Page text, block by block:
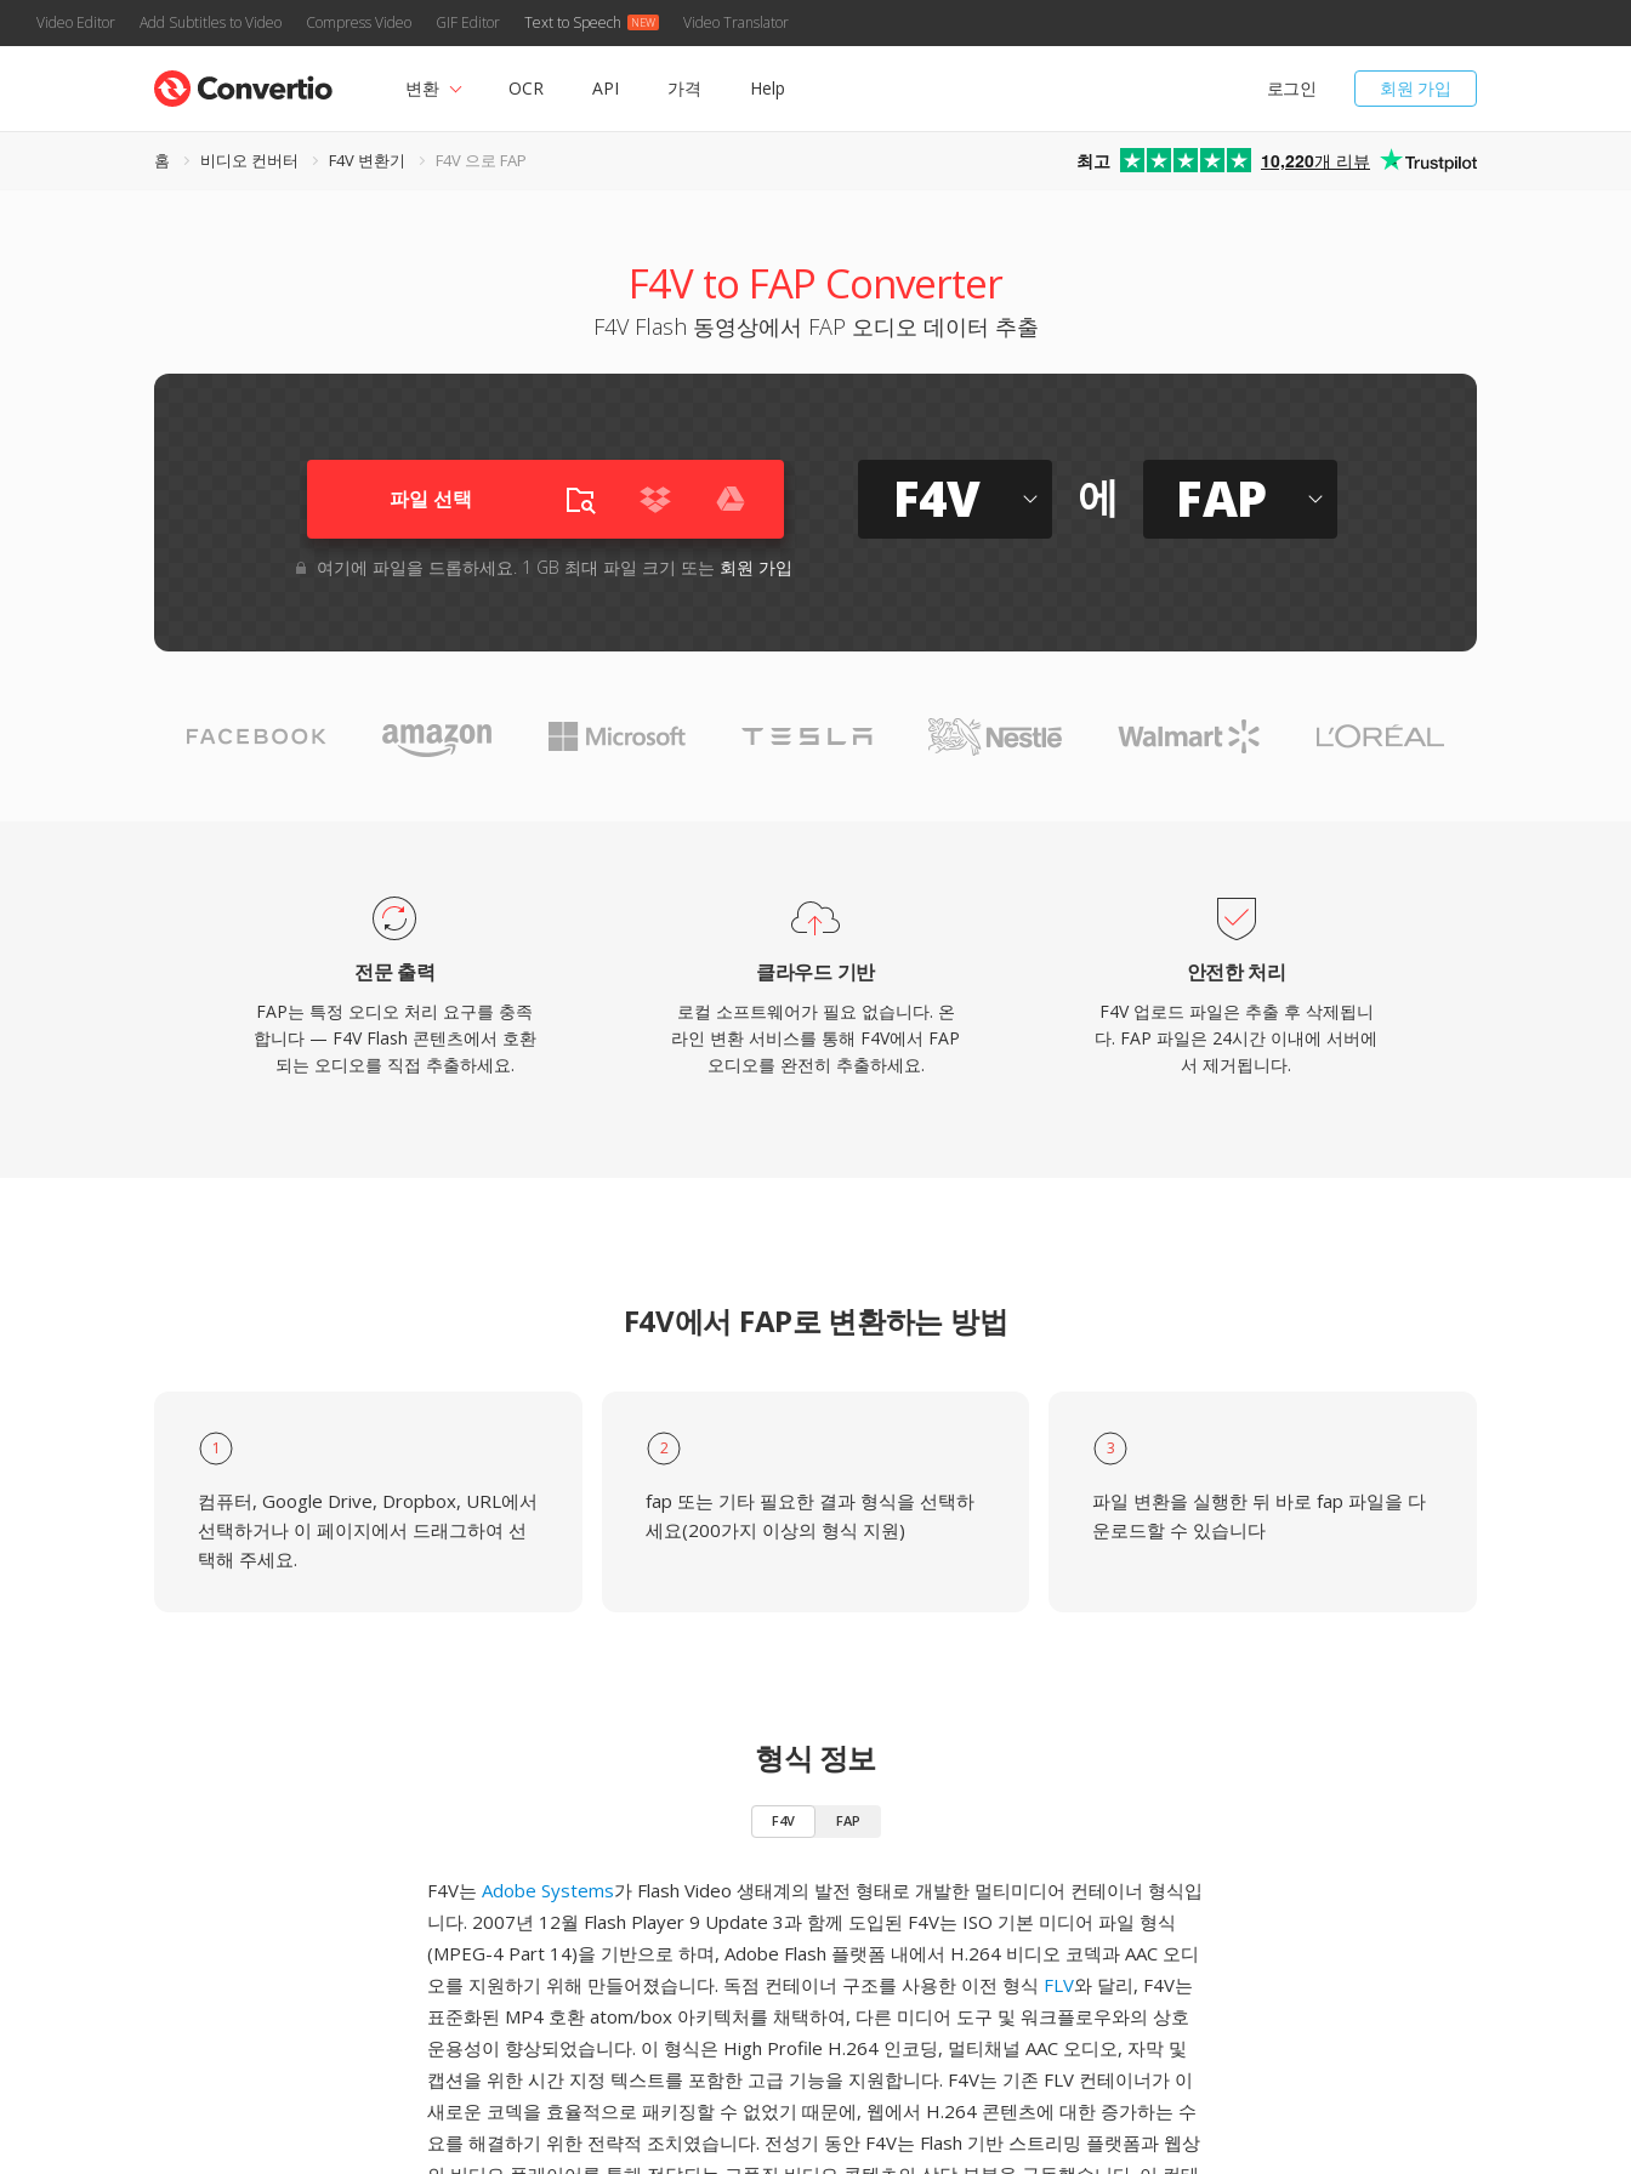
Video Editor Add Subtitles to Video Compress Video GIF Editor Text to Speech Video Translator
회원 가입
로그인
변환 OCR API 가격 Help
홈 비디오 컨버터 F4V 변환기 F4V 으로 FAP 최고 10,220개 리뷰
F4V to FAP Converter
F4V Flash 동영상에서 FAP 오디오 데이터 추출
파일 선택
여기에 파일을 드롭하세요. 1 GB 최대 파일 크기 또는 회원 가입
F4V 에 FAP
전문 출력
FAP는 특정 오디오 처리 요구를 충족
합니다 — F4V Flash 콘텐츠에서 호환
되는 오디오를 직접 추출하세요.
클라우드 기반
로컬 소프트웨어가 필요 없습니다. 온
라인 변환 서비스를 통해 F4V에서 FAP
오디오를 완전히 추출하세요.
안전한 처리
F4V 업로드 파일은 추출 후 삭제됩니
다. FAP 파일은 24시간 이내에 서버에
서 제거됩니다.
F4V에서 FAP로 변환하는 방법
1
컴퓨터, Google Drive, Dropbox, URL에서
선택하거나 이 페이지에서 드래그하여 선
택해 주세요.
2
fap 또는 기타 필요한 결과 형식을 선택하
세요(200가지 이상의 형식 지원)
3
파일 변환을 실행한 뒤 바로 fap 파일을 다
운로드할 수 있습니다
형식 정보
F4V FAP
F4V는 Adobe Systems가 Flash Video 생태계의 발전 형태로 개발한 멀티미디어 컨테이너 형식입
니다. 2007년 12월 Flash Player 9 Update 3과 함께 도입된 F4V는 ISO 기본 미디어 파일 형식
(MPEG-4 Part 14)을 기반으로 하며, Adobe Flash 플랫폼 내에서 H.264 비디오 코덱과 AAC 오디
오를 지원하기 위해 만들어졌습니다. 독점 컨테이너 구조를 사용한 이전 형식 FLV와 달리, F4V는
표준화된 MP4 호환 atom/box 아키텍처를 채택하여, 다른 미디어 도구 및 워크플로우와의 상호
운용성이 향상되었습니다. 이 형식은 High Profile H.264 인코딩, 멀티채널 AAC 오디오, 자막 및
캡션을 위한 시간 지정 텍스트를 포함한 고급 기능을 지원합니다. F4V는 기존 FLV 컨테이너가 이
새로운 코덱을 효율적으로 패키징할 수 없었기 때문에, 웹에서 H.264 콘텐츠에 대한 증가하는 수
요를 해결하기 위한 전략적 조치였습니다. 전성기 동안 F4V는 Flash 기반 스트리밍 플랫폼과 웹상